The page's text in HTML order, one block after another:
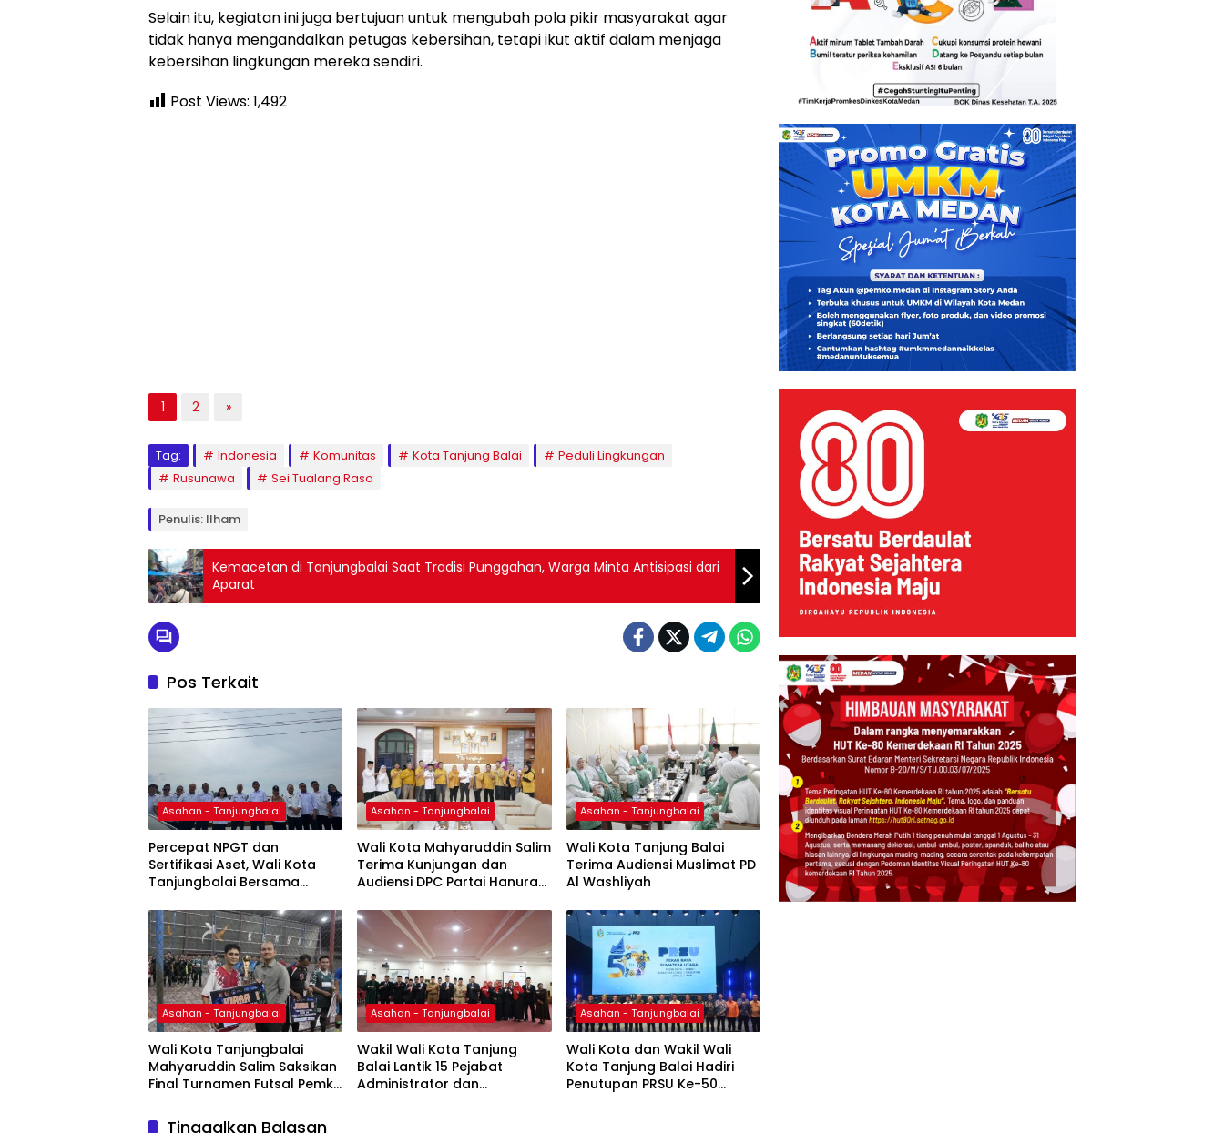
Selain itu, kegiatan ini juga bertujuan untuk mengubah pola pikir masyarakat agar
tidak hanya mengandalkan petugas kebersihan, tetapi ikut aktif dalam menjaga
kebersihan lingkungan mereka sendiri.
Post Views: 1,492
1 2 »
Tag: Indonesia Komunitas Kota Tanjung Balai
Peduli Lingkungan
Rusunawa
Sei Tualang Raso
Penulis: Ilham
Kemacetan di Tanjungbalai Saat Tradisi Punggahan, Warga Minta Antisipasi dari
Aparat
Pos Terkait
Asahan - Tanjungbalai
Percepat NPGT dan
Sertifikasi Aset, Wali Kota
Tanjungbalai Bersama
Tinjau Pulau Milik Pemko
Asahan - Tanjungbalai
Wali Kota Mahyaruddin Salim
Terima Kunjungan dan
Audiensi DPC Partai Hanura
Asahan - Tanjungbalai
Wali Kota Tanjung Balai
Terima Audiensi Muslimat PD
Al Washliyah
Asahan - Tanjungbalai
Wali Kota Tanjungbalai
Mahyaruddin Salim Saksikan
Final Turnamen Futsal Pemko
Asahan - Tanjungbalai
Wakil Wali Kota Tanjung
Balai Lantik 15 Pejabat
Administrator dan
Asahan - Tanjungbalai
Wali Kota dan Wakil Wali
Kota Tanjung Balai Hadiri
Penutupan PRSU Ke-50
Tinggalkan Balasan